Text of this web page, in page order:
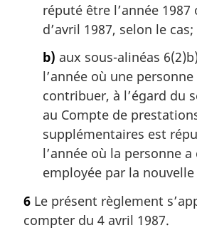
réputé être l’année 1987
d’avril 1987, selon le cas;
b) aux sous-alinéas
l’année où une personne
contribuer, à l’égard du
au Compte de
supplémentaires est
l’année où la personne a
employée par la
6 Le présent règlement
compter du 4 avril 1987.